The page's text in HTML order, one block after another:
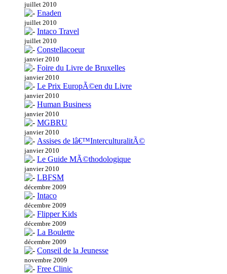
juillet 2010
Enaden
juillet 2010
Intaco Travel
juillet 2010
Constellacoeur
janvier 2010
Foire du Livre de Bruxelles
janvier 2010
Le Prix EuropÃ©en du Livre
janvier 2010
Human Business
janvier 2010
MGBRU
janvier 2010
Assises de lâ€™InterculturalitÃ©
janvier 2010
Le Guide MÃ©thodologique
janvier 2010
LBFSM
décembre 2009
Intaco
décembre 2009
Flipper Kids
décembre 2009
La Boulette
décembre 2009
Conseil de la Jeunesse
novembre 2009
Free Clinic